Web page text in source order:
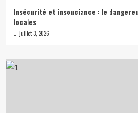
Insécurité et insouciance : le
locales
juillet 3, 2026